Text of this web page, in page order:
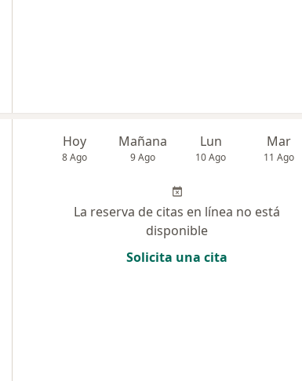
Hoy
8 Ago
Mañana
9 Ago
Lun
10 Ago
Mar
11 Ago
La reserva de citas en línea no está
disponible
Solicita una cita